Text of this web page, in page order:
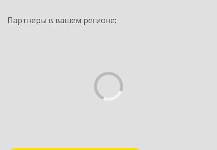
Партнеры в вашем регионе: